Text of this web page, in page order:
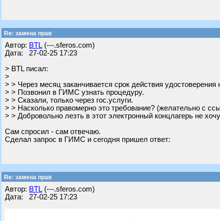
Re: замена прав
Автор: BTL (---.sferos.com)
Дата: 27-02-25 17:23
> BTL писал:
>
> > Через месяц заканчивается срок действия
> > Позвонил в ГИМС узнать процедуру.
> > Сказали, только через гос.услуги.
> > Насколько правомерно это требование? (желательно с
> > Добровольно лезть в этот электронный концлагерь не
Сам спросил - сам отвечаю.
Сделал запрос в ГИМС и сегодня пришел ответ:
Re: замена прав
Автор: BTL (---.sferos.com)
Дата: 27-02-25 17:23